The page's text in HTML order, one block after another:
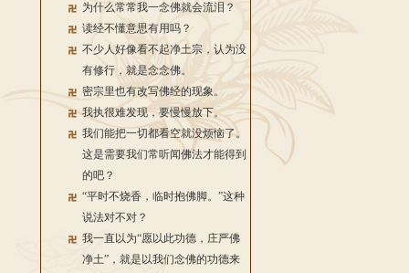
为什么常常我一念佛就会流泪？
读经不懂意思有用吗？
不少人好像看不起净土宗，认为没
有修行，就是念念佛。
密宗里也有改写佛经的现象。
我执很难发现，要慢慢放下。
我们能把一切都看空就没烦恼了。
这是需要我们常听闻佛法才能得到
的吧？
“平时不烧香，临时抱佛脚。”这种
说法对不对？
我一直以为“愿以此功德，庄严佛
净土”，就是以我们念佛的功德来